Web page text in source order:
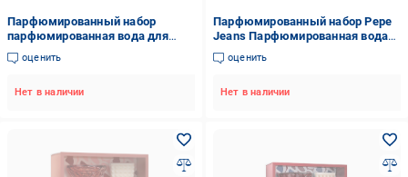
Парфюмированный набор
парфюмированная вода для
мужчин Celebrate 100 мл/гель
для душа 80 мл Pepe Jeans
оценить
Нет в наличии
Парфюмированный набор Pepe
Jeans Парфюмированная вода
для мужчин Celebrate 100 мл/
Гель для душа 80 мл (PPJ087)
оценить
Нет в наличии